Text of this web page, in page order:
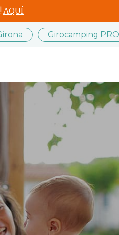
AQUÍ.
Girocamping PRO